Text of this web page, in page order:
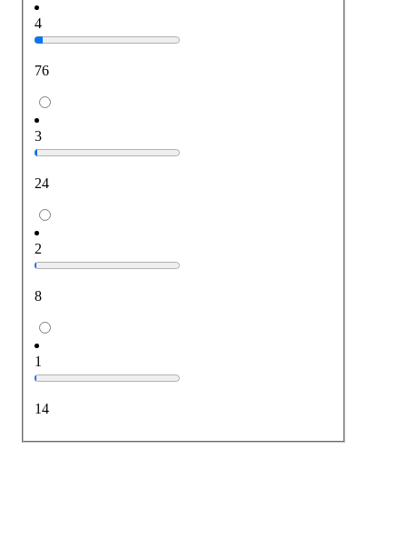
4
76
3
24
2
8
1
14